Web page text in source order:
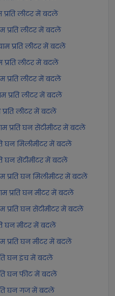
प्रति लीटर में बदलें
प्रति लीटर में बदलें
प्रति लीटर में बदलें
प्रति लीटर में बदलें
प्रति लीटर में बदलें
प्रति लीटर में बदलें
प्रति लीटर में बदलें
प्रति घन सेंटीमीटर में बदलें
घन मिलीमीटर में बदलें
घन सेंटीमीटर में बदलें
प्रति घन मिलीमीटर में बदलें
प्रति घन मीटर में बदलें
प्रति घन सेंटीमीटर में बदलें
घन मीटर में बदलें
प्रति घन मीटर में बदलें
घन इंच में बदलें
घन फीट में बदलें
घन गज में बदलें